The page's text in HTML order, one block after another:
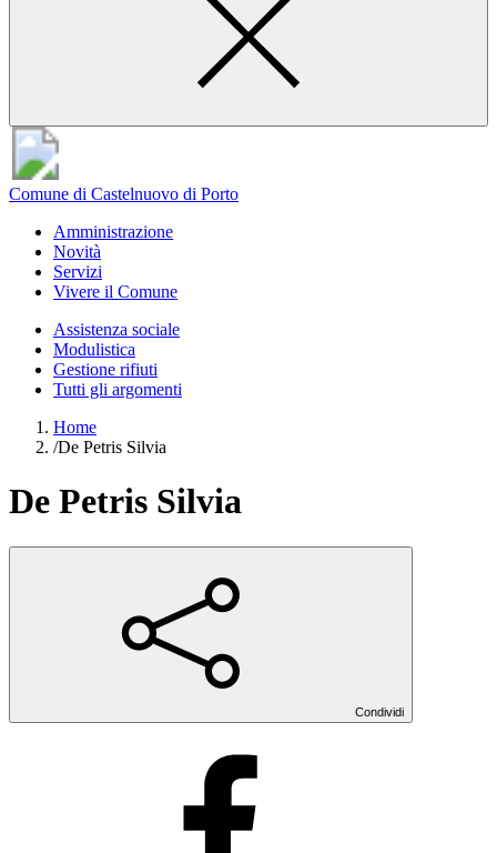
Comune di Castelnuovo di Porto
Amministrazione
Novità
Servizi
Vivere il Comune
Assistenza sociale
Modulistica
Gestione rifiuti
Tutti gli argomenti
Home
/De Petris Silvia
De Petris Silvia
Condividi